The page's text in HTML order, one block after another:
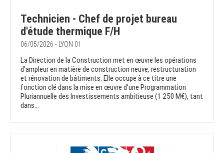
Technicien - Chef de projet bureau
d'étude thermique F/H
06/05/2026 - LYON 01
La Direction de la Construction met en œuvre les opérations
d'ampleur en matière de construction neuve, restructuration
et rénovation de bâtiments. Elle occupe à ce titre une
fonction clé dans la mise en œuvre d'une Programmation
Pluriannuelle des Investissements ambitieuse (1 250 M€), tant
dans...